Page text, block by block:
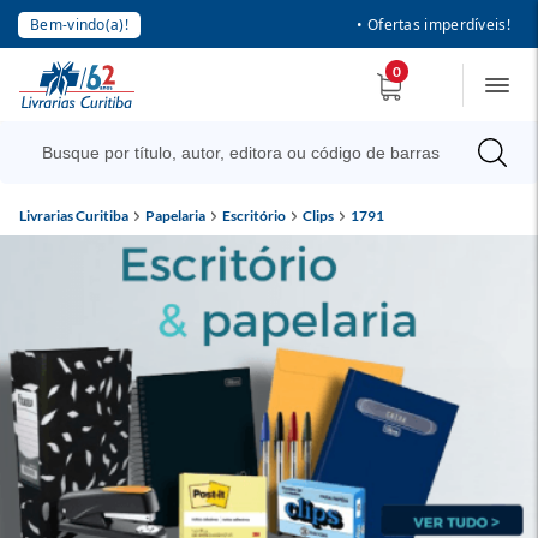
Bem-vindo(a)! • Ofertas imperdíveis!
0
Livrarias Curitiba Papelaria Escritório Clips 1791